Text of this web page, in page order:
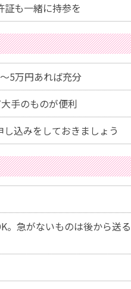
証も一緒に持参を
5万円あれば充分
手のものが便利
込みをしておきましょう
。急がないものは後から送る